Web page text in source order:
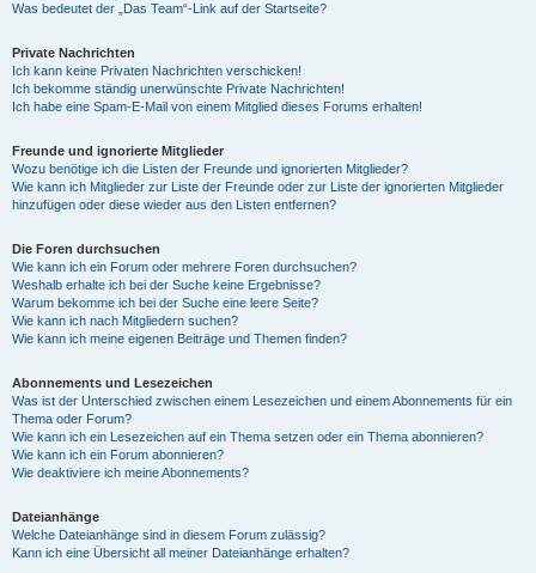
Was bedeutet der „Das Team“-Link auf der Startseite?
Private Nachrichten
Ich kann keine Privaten Nachrichten verschicken!
Ich bekomme ständig unerwünschte Private Nachrichten!
Ich habe eine Spam-E-Mail von einem Mitglied dieses Forums erhalten!
Freunde und ignorierte Mitglieder
Wozu benötige ich die Listen der Freunde und ignorierten Mitglieder?
Wie kann ich Mitglieder zur Liste der Freunde oder zur Liste der ignorierten Mitglieder
hinzufügen oder diese wieder aus den Listen entfernen?
Die Foren durchsuchen
Wie kann ich ein Forum oder mehrere Foren durchsuchen?
Weshalb erhalte ich bei der Suche keine Ergebnisse?
Warum bekomme ich bei der Suche eine leere Seite?
Wie kann ich nach Mitgliedern suchen?
Wie kann ich meine eigenen Beiträge und Themen finden?
Abonnements und Lesezeichen
Was ist der Unterschied zwischen einem Lesezeichen und einem Abonnements für ein
Thema oder Forum?
Wie kann ich ein Lesezeichen auf ein Thema setzen oder ein Thema abonnieren?
Wie kann ich ein Forum abonnieren?
Wie deaktiviere ich meine Abonnements?
Dateianhänge
Welche Dateianhänge sind in diesem Forum zulässig?
Kann ich eine Übersicht all meiner Dateianhänge erhalten?